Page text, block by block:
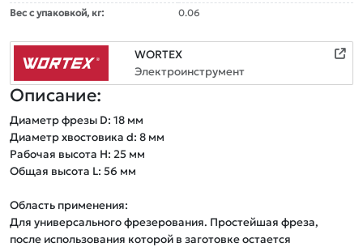
Вес с упаковкой, кг:
0.06
WORTEX
Электроинструмент
Описание:
Диаметр фрезы D: 18 мм
Диаметр хвостовика d: 8 мм
Рабочая высота Н: 25 мм
Общая высота L: 56 мм
Область применения:
Для универсального фрезерования. Простейшая фреза,
после использования которой в заготовке остается